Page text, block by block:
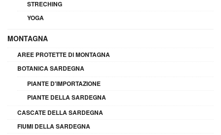
STRECHING
YOGA
MONTAGNA
AREE PROTETTE DI MONTAGNA
BOTANICA SARDEGNA
PIANTE D'IMPORTAZIONE
PIANTE DELLA SARDEGNA
CASCATE DELLA SARDEGNA
FIUMI DELLA SARDEGNA